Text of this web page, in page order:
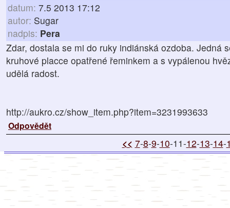
datum: 7.5 2013 17:12
autor: Sugar
nadpis: Pera
Zdar, dostala se mi do ruky indiánská ozdoba. Jedná
kruhové placce opatřené řeminkem a s vypálenou
udělá radost.
http://aukro.cz/show_item.php?item=3231993633
Odpovědět
<< 7-8-9-10-11-12-13-14-